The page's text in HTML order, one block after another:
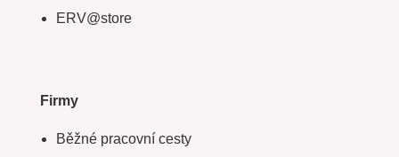
ERV@store
Firmy
Běžné pracovní cesty